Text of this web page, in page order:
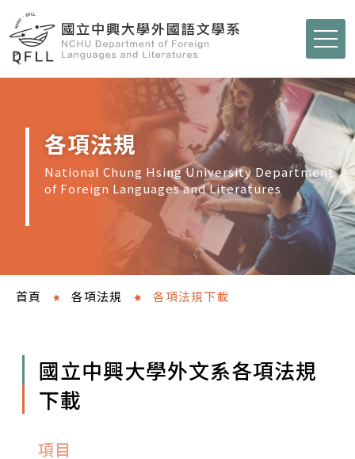
各項法規
National Chung Hsing University Department
of Foreign Languages and Literatures
首頁 各項法規 各項法規下載
國立中興大學外文系各項法規
下載